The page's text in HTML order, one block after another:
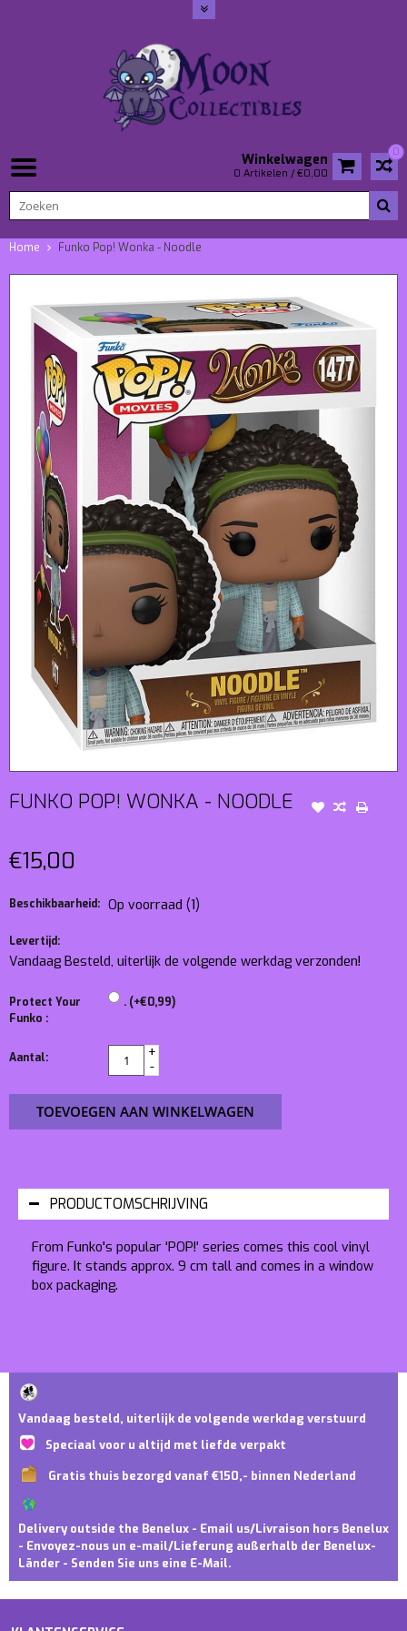
0
Winkelwagen
0 Artikelen / €0,00
Home Funko Pop! Wonka - Noodle
FUNKO POP! WONKA - NOODLE
€15,00
Beschikbaarheid: Op voorraad (1)
Levertijd:
Vandaag Besteld, uiterlijk de volgende werkdag verzonden!
Protect Your
Funko :
. (+€0,99)
Aantal:
+
-
TOEVOEGEN AAN WINKELWAGEN
PRODUCTOMSCHRIJVING
From Funko's popular 'POP!' series comes this cool vinyl
figure. It stands approx. 9 cm tall and comes in a window
box packaging.
Vandaag besteld, uiterlijk de volgende werkdag verstuurd
Speciaal voor u altijd met liefde verpakt
Gratis thuis bezorgd vanaf €150,- binnen Nederland
Delivery outside the Benelux - Email us/Livraison hors Benelux
- Envoyez-nous un e-mail/Lieferung außerhalb der Benelux-
Länder - Senden Sie uns eine E-Mail.